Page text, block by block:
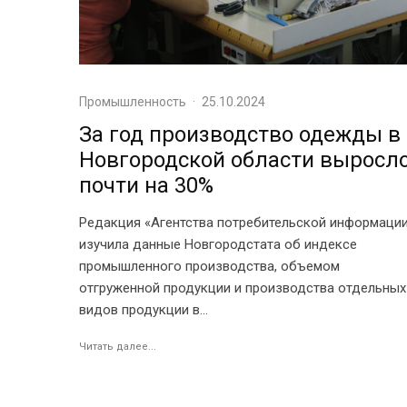
Промышленность · 25.10.2024
За год производство одежды в
Новгородской области
почти на 30%
Редакция «Агентства потребительской
изучила данные Новгородстата об индексе
промышленного производства, объемом
отгруженной продукции и производства отдельных
видов продукции в...
Читать далее...